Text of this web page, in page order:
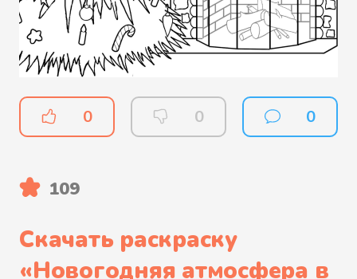
0 0 0
109
Скачать раскраску
«Новогодняя атмосфера в